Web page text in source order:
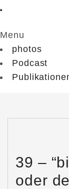
Menu
photos
Podcast
39 –
oder